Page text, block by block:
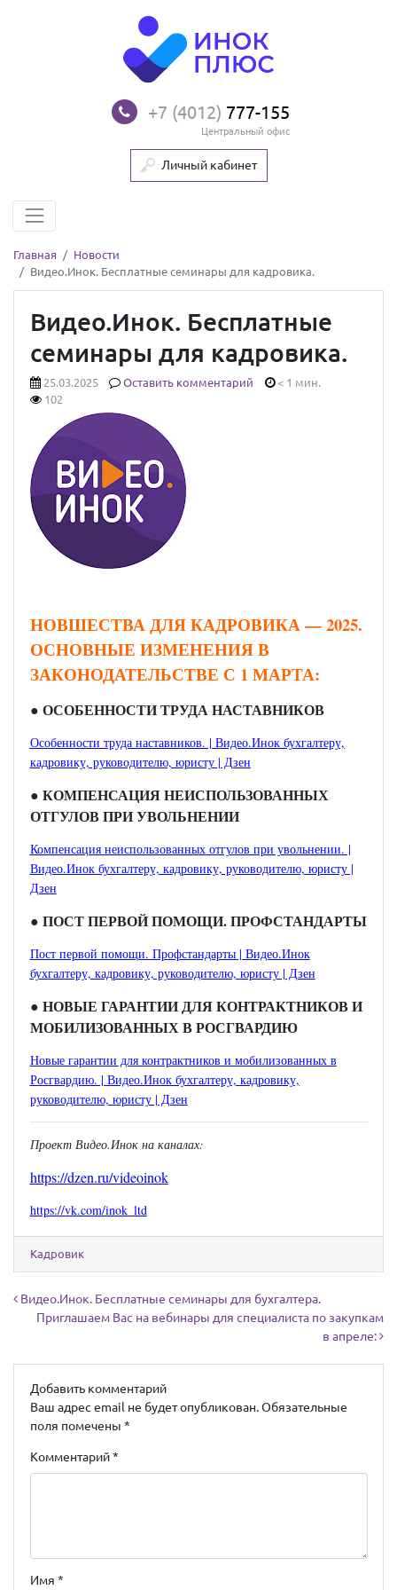
+7 (4012) 777-155
Центральный офис
Личный кабинет
Главная
Новости
Видео.Инок. Бесплатные семинары для кадровика.
Видео.Инок. Бесплатные
семинары для кадровика.
25.03.2025 Оставить комментарий
< 1 мин.
102
НОВШЕСТВА ДЛЯ КАДРОВИКА — 2025.
ОСНОВНЫЕ ИЗМЕНЕНИЯ В
ЗАКОНОДАТЕЛЬСТВЕ С 1 МАРТА:
● ОСОБЕННОСТИ ТРУДА НАСТАВНИКОВ
Особенности труда наставников. | Видео.Инок бухгалтеру,
кадровику, руководителю, юристу | Дзен
● КОМПЕНСАЦИЯ НЕИСПОЛЬЗОВАННЫХ
ОТГУЛОВ ПРИ УВОЛЬНЕНИИ
Компенсация неиспользованных отгулов при увольнении. |
Видео.Инок бухгалтеру, кадровику, руководителю, юристу |
Дзен
● ПОСТ ПЕРВОЙ ПОМОЩИ. ПРОФСТАНДАРТЫ
Пост первой помощи. Профстандарты | Видео.Инок
бухгалтеру, кадровику, руководителю, юристу | Дзен
● НОВЫЕ ГАРАНТИИ ДЛЯ КОНТРАКТНИКОВ И
МОБИЛИЗОВАННЫХ В РОСГВАРДИЮ
Новые гарантии для контрактников и мобилизованных в
Росгвардию. | Видео.Инок бухгалтеру, кадровику,
руководителю, юристу | Дзен
Проект Видео.Инок на каналах:
https://dzen.ru/videoinok
https://vk.com/inok_ltd
Кадровик
Навигация по записям
Видео.Инок. Бесплатные семинары для бухгалтера.
Приглашаем Вас на вебинары для специалиста по закупкам
в апреле:
Добавить комментарий
Ваш адрес email не будет опубликован. Обязательные
поля помечены *
Комментарий*
Имя *